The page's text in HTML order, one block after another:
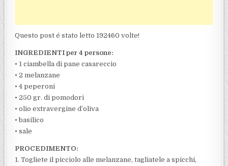
Questo post é stato letto 192460 volte!
INGREDIENTI per 4 persone:
• 1 ciambella di pane casareccio
• 2 melanzane
• 4 peperoni
• 250 gr. di pomodori
• olio extravergine d’oliva
• basilico
• sale
PROCEDIMENTO:
1. Togliete il picciolo alle melanzane, tagliatele a spicchi,